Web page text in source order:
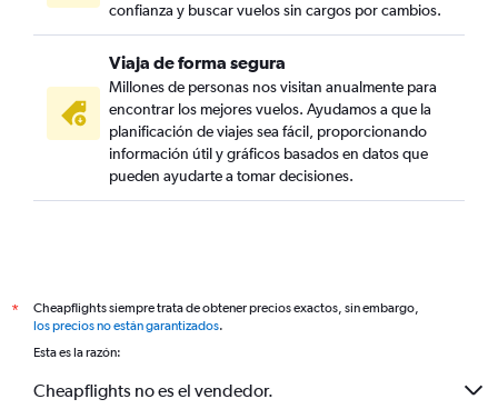
confianza y buscar vuelos sin cargos por cambios.
Viaja de forma segura
Millones de personas nos visitan anualmente para
encontrar los mejores vuelos. Ayudamos a que la
planificación de viajes sea fácil, proporcionando
información útil y gráficos basados en datos que
pueden ayudarte a tomar decisiones.
*
Cheapflights siempre trata de obtener precios exactos, sin embargo,
los precios no están garantizados.
Esta es la razón:
Cheapflights no es el vendedor.